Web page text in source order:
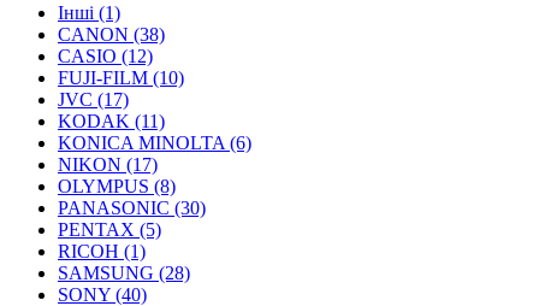
Інші (1)
CANON (38)
CASIO (12)
FUJI-FILM (10)
JVC (17)
KODAK (11)
KONICA MINOLTA (6)
NIKON (17)
OLYMPUS (8)
PANASONIC (30)
PENTAX (5)
RICOH (1)
SAMSUNG (28)
SONY (40)